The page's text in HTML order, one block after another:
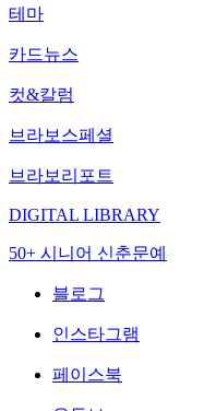
테마
카드뉴스
컷&칼럼
브라보스페셜
브라보리포트
DIGITAL LIBRARY
50+ 시니어 신춘문예
블로그
인스타그램
페이스북